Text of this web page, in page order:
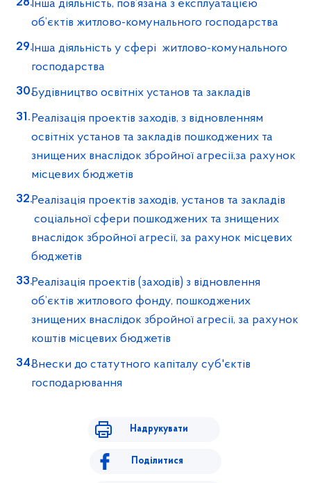
Інша діяльність, пов’язана з експлуатацією
об’єктів житлово-комунального господарства
Інша діяльність у сфері житлово-комунального
господарства
Будівництво освітніх установ та закладів
Реалізація проектів заходів, з відновленням
освітніх установ та закладів пошкоджених та
знищених внаслідок збройної агресії,за рахунок
місцевих бюджетів
Реалізація проектів заходів, установ та закладів
соціальної сфери пошкоджених та знищених
внаслідок збройної агресії, за рахунок місцевих
бюджетів
Реалізація проектів (заходів) з відновлення
об’єктів житлового фонду, пошкоджених
знищених внаслідок збройної агресії, за рахунок
коштів місцевих бюджетів
Внески до статутного капіталу суб'єктів
господарювання
Надрукувати
Поділитися